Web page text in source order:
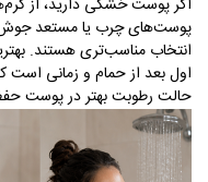
اگر پوست خشکی دارید، از
پوست‌های چرب یا مستعد
انتخاب مناسب‌تری هستند.
اول بعد از حمام و زمانی است
حالت رطوبت بهتر در پوست